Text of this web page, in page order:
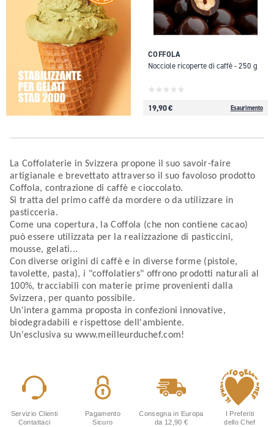
La Coffolaterie in Svizzera propone il suo savoir-faire
artigianale e brevettato attraverso il suo favoloso prodotto
Coffola, contrazione di caffè e cioccolato.
Si tratta del primo caffè da mordere o da utilizzare in
pasticceria.
Come una copertura, la Coffola (che non contiene cacao)
può essere utilizzata per la realizzazione di pasticcini,
mousse, gelati...
Con diverse origini di caffè e in diverse forme (pistole,
tavolette, pasta), i "coffolatiers" offrono prodotti naturali al
100%, tracciabili con materie prime provenienti dalla
Svizzera, per quanto possibile.
Un'intera gamma proposta in confezioni innovative,
biodegradabili e rispettose dell'ambiente.
Un'esclusiva su www.meilleurduchef.com!
COFFOLA
Nocciole ricoperte di caffè - 250 g
19,90 € Esaurimento
Servizio Clienti
Contattaci
Pagamento
Sicuro
Consegna in Europa
da 12,90 €
I Preferiti
dello Chef